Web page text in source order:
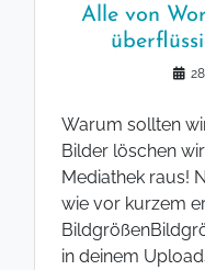
Alle von
Warum sollten
Bilder löschen
Mediathek raus!
wie vor kurzem
in deinem